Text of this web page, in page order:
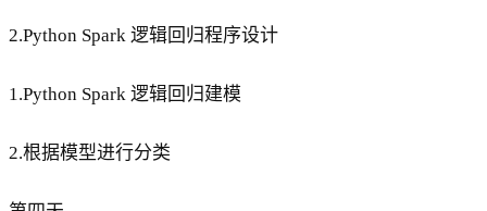
2.Python Spark 逻辑回归程序设计
1.Python Spark 逻辑回归建模
2.根据模型进行分类